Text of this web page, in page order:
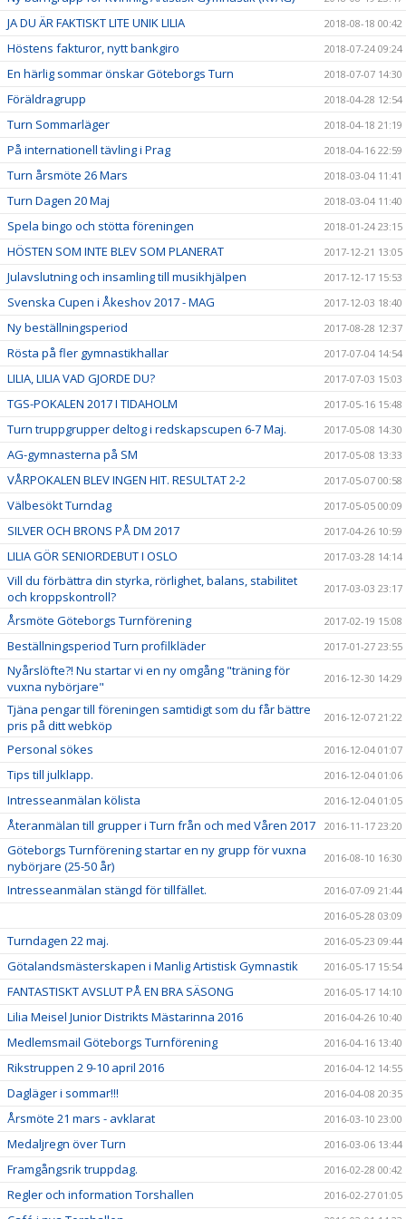
JA DU ÄR FAKTISKT LITE UNIK LILIA 2018-08-18 00:42
Höstens fakturor, nytt bankgiro 2018-07-24 09:24
En härlig sommar önskar Göteborgs Turn 2018-07-07 14:30
Föräldragrupp 2018-04-28 12:54
Turn Sommarläger 2018-04-18 21:19
På internationell tävling i Prag 2018-04-16 22:59
Turn årsmöte 26 Mars 2018-03-04 11:41
Turn Dagen 20 Maj 2018-03-04 11:40
Spela bingo och stötta föreningen 2018-01-24 23:15
HÖSTEN SOM INTE BLEV SOM PLANERAT 2017-12-21 13:05
Julavslutning och insamling till musikhjälpen 2017-12-17 15:53
Svenska Cupen i Åkeshov 2017 - MAG 2017-12-03 18:40
Ny beställningsperiod 2017-08-28 12:37
Rösta på fler gymnastikhallar 2017-07-04 14:54
LILIA, LILIA VAD GJORDE DU? 2017-07-03 15:03
TGS-POKALEN 2017 I TIDAHOLM 2017-05-16 15:48
Turn truppgrupper deltog i redskapscupen 6-7 Maj. 2017-05-08 14:30
AG-gymnasterna på SM 2017-05-08 13:33
VÅRPOKALEN BLEV INGEN HIT. RESULTAT 2-2 2017-05-07 00:58
Välbesökt Turndag 2017-05-05 00:09
SILVER OCH BRONS PÅ DM 2017 2017-04-26 10:59
LILIA GÖR SENIORDEBUT I OSLO 2017-03-28 14:14
Vill du förbättra din styrka, rörlighet, balans, stabilitet
och kroppskontroll?
2017-03-03 23:17
Årsmöte Göteborgs Turnförening 2017-02-19 15:08
Beställningsperiod Turn profilkläder 2017-01-27 23:55
Nyårslöfte?! Nu startar vi en ny omgång "träning för
vuxna nybörjare"
2016-12-30 14:29
Tjäna pengar till föreningen samtidigt som du får bättre
pris på ditt webköp
2016-12-07 21:22
Personal sökes 2016-12-04 01:07
Tips till julklapp. 2016-12-04 01:06
Intresseanmälan kölista 2016-12-04 01:05
Återanmälan till grupper i Turn från och med Våren 2017 2016-11-17 23:20
Göteborgs Turnförening startar en ny grupp för vuxna
nybörjare (25-50 år)
2016-08-10 16:30
Intresseanmälan stängd för tillfället.
2016-07-09 21:44
2016-05-28 03:09
Turndagen 22 maj. 2016-05-23 09:44
Götalandsmästerskapen i Manlig Artistisk Gymnastik 2016-05-17 15:54
FANTASTISKT AVSLUT PÅ EN BRA SÄSONG 2016-05-17 14:10
Lilia Meisel Junior Distrikts Mästarinna 2016 2016-04-26 10:40
Medlemsmail Göteborgs Turnförening 2016-04-16 13:40
Rikstruppen 2 9-10 april 2016 2016-04-12 14:55
Dagläger i sommar!!! 2016-04-08 20:35
Årsmöte 21 mars - avklarat 2016-03-10 23:00
Medaljregn över Turn 2016-03-06 13:44
Framgångsrik truppdag. 2016-02-28 00:42
Regler och information Torshallen 2016-02-27 01:05